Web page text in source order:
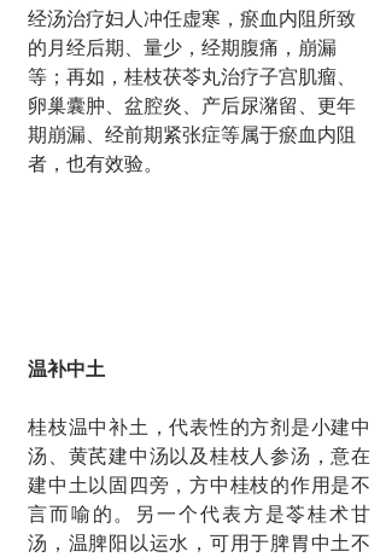
经汤治疗妇人冲任虚寒，瘀血内阻所致
的月经后期、量少，经期腹痛，崩漏
等；再如，桂枝茯苓丸治疗子宫肌瘤、
卵巢囊肿、盆腔炎、产后尿潴留、更年
期崩漏、经前期紧张症等属于瘀血内阻
者，也有效验。
温补中土
桂枝温中补土，代表性的方剂是小建中
汤、黄芪建中汤以及桂枝人参汤，意在
建中土以固四旁，方中桂枝的作用是不
言而喻的。另一个代表方是苓桂术甘
汤，温脾阳以运水，可用于脾胃中土不